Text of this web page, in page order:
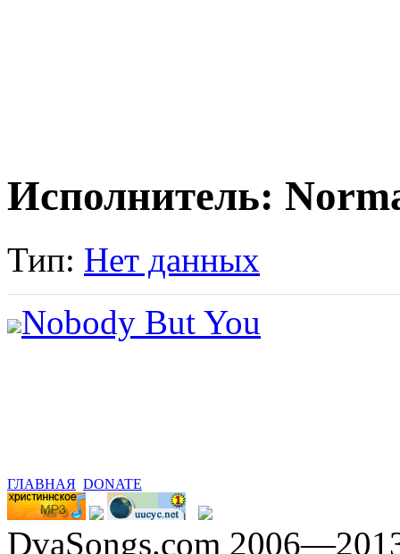
Исполнитель:
Тип: Нет данных
Nobody But You
ГЛАВНАЯ DONATE
DvaSongs.com